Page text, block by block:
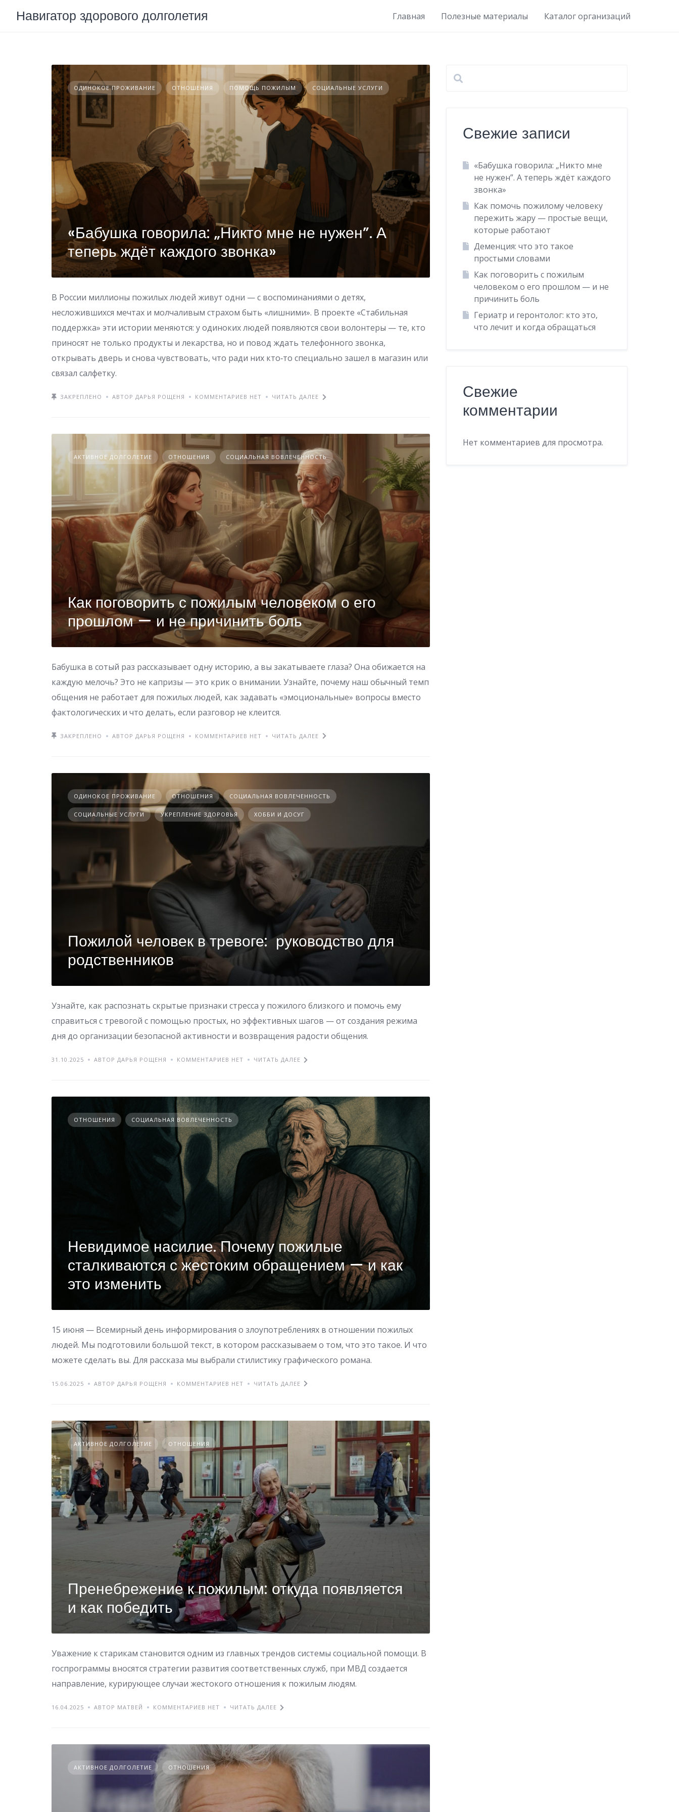
Навигатор здорового долголетия Главная Полезные материалы Каталог организаций
ОДИНОКОЕ ПРОЖИВАНИЕ ОТНОШЕНИЯ ПОМОЩЬ ПОЖИЛЫМ СОЦИАЛЬНЫЕ УСЛУГИ
«Бабушка говорила: „Никто мне не нужен”. А
теперь ждёт каждого звонка»
В России миллионы пожилых людей живут одни — с воспоминаниями о детях,
несложившихся мечтах и молчаливым страхом быть «лишними». В проекте «Стабильная
поддержка» эти истории меняются: у одиноких людей появляются свои волонтеры — те, кто
приносят не только продукты и лекарства, но и повод ждать телефонного звонка,
открывать дверь и снова чувствовать, что ради них кто‑то специально зашел в магазин или
связал салфетку.
ЗАКРЕПЛЕНО АВТОР ДАРЬЯ РОЩЕНЯ КОММЕНТАРИЕВ НЕТ ЧИТАТЬ ДАЛЕЕ
АКТИВНОЕ ДОЛГОЛЕТИЕ ОТНОШЕНИЯ СОЦИАЛЬНАЯ ВОВЛЕЧЕННОСТЬ
Как поговорить с пожилым человеком о его
прошлом — и не причинить боль
Бабушка в сотый раз рассказывает одну историю, а вы закатываете глаза? Она обижается на
каждую мелочь? Это не капризы — это крик о внимании. Узнайте, почему наш обычный темп
общения не работает для пожилых людей, как задавать «эмоциональные» вопросы вместо
фактологических и что делать, если разговор не клеится.
ЗАКРЕПЛЕНО АВТОР ДАРЬЯ РОЩЕНЯ КОММЕНТАРИЕВ НЕТ ЧИТАТЬ ДАЛЕЕ
ОДИНОКОЕ ПРОЖИВАНИЕ ОТНОШЕНИЯ СОЦИАЛЬНАЯ ВОВЛЕЧЕННОСТЬ
СОЦИАЛЬНЫЕ УСЛУГИ УКРЕПЛЕНИЕ ЗДОРОВЬЯ ХОББИ И ДОСУГ
Пожилой человек в тревоге: руководство для
родственников
Узнайте, как распознать скрытые признаки стресса у пожилого близкого и помочь ему
справиться с тревогой с помощью простых, но эффективных шагов — от создания режима
дня до организации безопасной активности и возвращения радости общения.
31.10.2025 АВТОР ДАРЬЯ РОЩЕНЯ КОММЕНТАРИЕВ НЕТ ЧИТАТЬ ДАЛЕЕ
ОТНОШЕНИЯ СОЦИАЛЬНАЯ ВОВЛЕЧЕННОСТЬ
Невидимое насилие. Почему пожилые
сталкиваются с жестоким обращением — и как
это изменить
15 июня — Всемирный день информирования о злоупотреблениях в отношении пожилых
людей. Мы подготовили большой текст, в котором рассказываем о том, что это такое. И что
можете сделать вы. Для рассказа мы выбрали стилистику графического романа.
15.06.2025 АВТОР ДАРЬЯ РОЩЕНЯ КОММЕНТАРИЕВ НЕТ ЧИТАТЬ ДАЛЕЕ
АКТИВНОЕ ДОЛГОЛЕТИЕ ОТНОШЕНИЯ
Пренебрежение к пожилым: откуда появляется
и как победить
Уважение к старикам становится одним из главных трендов системы социальной помощи. В
госпрограммы вносятся стратегии развития соответственных служб, при МВД создается
направление, курирующее случаи жестокого отношения к пожилым людям.
16.04.2025 АВТОР МАТВЕЙ КОММЕНТАРИЕВ НЕТ ЧИТАТЬ ДАЛЕЕ
АКТИВНОЕ ДОЛГОЛЕТИЕ ОТНОШЕНИЯ
Свежие записи
«Бабушка говорила: „Никто мне
не нужен”. А теперь ждёт каждого
звонка»
Как помочь пожилому человеку
пережить жару — простые вещи,
которые работают
Деменция: что это такое
простыми словами
Как поговорить с пожилым
человеком о его прошлом — и не
причинить боль
Гериатр и геронтолог: кто это,
что лечит и когда обращаться
Свежие
комментарии
Нет комментариев для просмотра.